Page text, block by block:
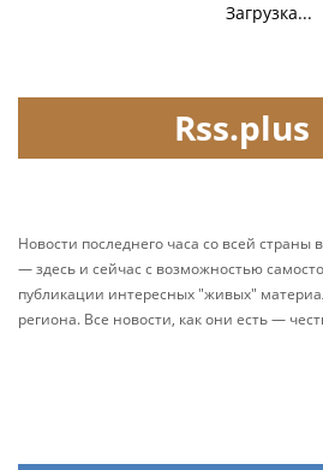
Загрузка...
Rss.plus
Новости последнего часа со всей
— здесь и сейчас с возможностью
публикации интересных "живых"
региона. Все новости, как они есть —